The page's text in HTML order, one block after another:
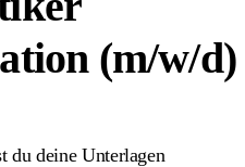
(m/w/d)
du deine Unterlagen